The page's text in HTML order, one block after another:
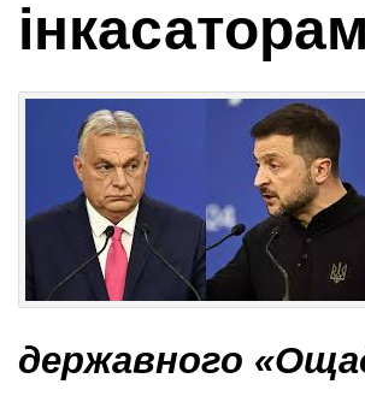
державного